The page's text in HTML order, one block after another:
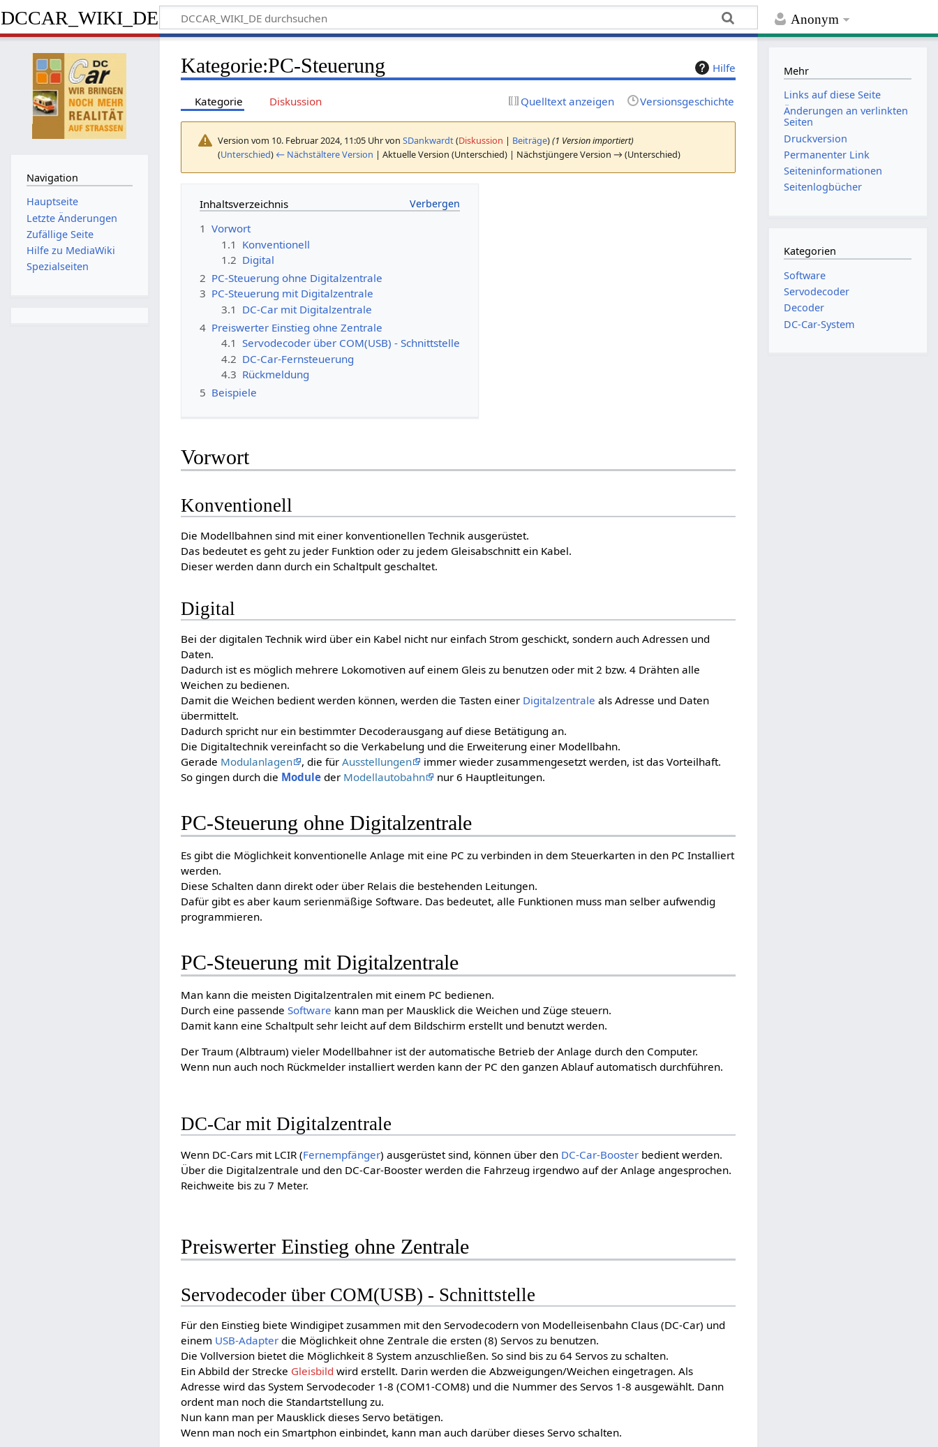
Anonym
DCCAR_WIKI_DE
Hilfe
Kategorie:PC-Steuerung
Kategorie Diskussion Quelltext anzeigen Versionsgeschichte
Version vom 10. Februar 2024, 11:05 Uhr vonSDankwardt(Diskussion | Beiträge)(1 Version importiert)
(Unterschied) ← Nächstältere Version | Aktuelle Version (Unterschied) | Nächstjüngere Version → (Unterschied)
Inhaltsverzeichnis
1 Vorwort
1.1 Konventionell
1.2 Digital
2 PC-Steuerung ohne Digitalzentrale
3 PC-Steuerung mit Digitalzentrale
3.1 DC-Car mit Digitalzentrale
4 Preiswerter Einstieg ohne Zentrale
4.1 Servodecoder über COM(USB) - Schnittstelle
4.2 DC-Car-Fernsteuerung
4.3 Rückmeldung
5 Beispiele
Vorwort
Konventionell
Die Modellbahnen sind mit einer konventionellen Technik ausgerüstet.
Das bedeutet es geht zu jeder Funktion oder zu jedem Gleisabschnitt ein Kabel.
Dieser werden dann durch ein Schaltpult geschaltet.
Digital
Bei der digitalen Technik wird über ein Kabel nicht nur einfach Strom geschickt, sondern auch Adressen und
Daten.
Dadurch ist es möglich mehrere Lokomotiven auf einem Gleis zu benutzen oder mit 2 bzw. 4 Drähten alle
Weichen zu bedienen.
Damit die Weichen bedient werden können, werden die Tasten einer Digitalzentrale als Adresse und Daten
übermittelt.
Dadurch spricht nur ein bestimmter Decoderausgang auf diese Betätigung an.
Die Digitaltechnik vereinfacht so die Verkabelung und die Erweiterung einer Modellbahn.
Gerade Modulanlagen , die fürAusstellungen
immer wieder zusammengesetzt werden, ist das Vorteilhaft.
So gingen durch die Module der Modellautobahn nur 6 Hauptleitungen.
PC-Steuerung ohne Digitalzentrale
Es gibt die Möglichkeit konventionelle Anlage mit eine PC zu verbinden in dem Steuerkarten in den PC Installiert
werden.
Diese Schalten dann direkt oder über Relais die bestehenden Leitungen.
Dafür gibt es aber kaum serienmäßige Software. Das bedeutet, alle Funktionen muss man selber aufwendig
programmieren.
PC-Steuerung mit Digitalzentrale
Man kann die meisten Digitalzentralen mit einem PC bedienen.
Durch eine passendeSoftware kann man per Mausklick die Weichen und Züge steuern.
Damit kann eine Schaltpult sehr leicht auf dem Bildschirm erstellt und benutzt werden.
Der Traum (Albtraum) vieler Modellbahner ist der automatische Betrieb der Anlage durch den Computer.
Wenn nun auch noch Rückmelder installiert werden kann der PC den ganzen Ablauf automatisch durchführen.
DC-Car mit Digitalzentrale
Wenn DC-Cars mit LCIR (Fernempfänger) ausgerüstet sind, können über den DC-Car-Booster bedient werden.
Über die Digitalzentrale und den DC-Car-Booster werden die Fahrzeug irgendwo auf der Anlage angesprochen.
Reichweite bis zu 7 Meter.
Preiswerter Einstieg ohne Zentrale
Servodecoder über COM(USB) - Schnittstelle
Für den Einstieg biete Windigipet zusammen mit den Servodecodern von Modelleisenbahn Claus (DC-Car) und
einem USB-Adapter die Möglichkeit ohne Zentrale die ersten (8) Servos zu benutzen.
Die Vollversion bietet die Möglichkeit 8 System anzuschließen. So sind bis zu 64 Servos zu schalten.
Ein Abbild der Strecke Gleisbild wird erstellt. Darin werden die Abzweigungen/Weichen eingetragen. Als
Adresse wird das System Servodecoder 1-8 (COM1-COM8) und die Nummer des Servos 1-8 ausgewählt. Dann
ordent man noch die Standartstellung zu.
Nun kann man per Mausklick dieses Servo betätigen.
Wenn man noch ein Smartphon einbindet, kann man auch darüber dieses Servo schalten.
Navigation
Hauptseite
Letzte Änderungen
Zufällige Seite
Hilfe zu MediaWiki
Spezialseiten
Mehr
Links auf diese Seite
Änderungen an verlinkten
Seiten
Druckversion
Permanenter Link
Seiten­­informationen
Seitenlogbücher
Kategorien
Software
Servodecoder
Decoder
DC-Car-System